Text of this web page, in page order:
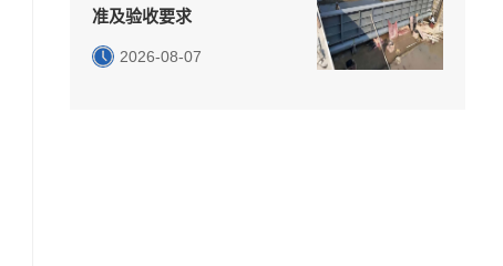
准及验收要求
2026-08-07